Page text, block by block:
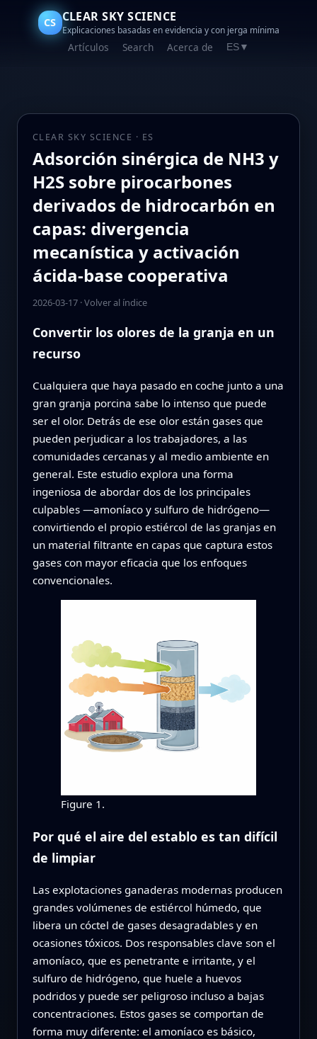
CS CLEAR SKY SCIENCE
Explicaciones basadas en evidencia y con jerga mínima
Artículos Search Acerca de ES ▼
CLEAR SKY SCIENCE · ES
Adsorción sinérgica de NH3 y
H2S sobre pirocarbones
derivados de hidrocarbón en
capas: divergencia
mecanística y activación
ácida-base cooperativa
2026-03-17·Volver al índice
Convertir los olores de la granja en un
recurso
Cualquiera que haya pasado en coche junto a una
gran granja porcina sabe lo intenso que puede
ser el olor. Detrás de ese olor están gases que
pueden perjudicar a los trabajadores, a las
comunidades cercanas y al medio ambiente en
general. Este estudio explora una forma
ingeniosa de abordar dos de los principales
culpables —amoníaco y sulfuro de hidrógeno—
convirtiendo el propio estiércol de las granjas en
un material filtrante en capas que captura estos
gases con mayor eficacia que los enfoques
convencionales.
Figure 1.
Por qué el aire del establo es tan difícil
de limpiar
Las explotaciones ganaderas modernas producen
grandes volúmenes de estiércol húmedo, que
libera un cóctel de gases desagradables y en
ocasiones tóxicos. Dos responsables clave son el
amoníaco, que es penetrante e irritante, y el
sulfuro de hidrógeno, que huele a huevos
podridos y puede ser peligroso incluso a bajas
concentraciones. Estos gases se comportan de
forma muy diferente: el amoníaco es básico,